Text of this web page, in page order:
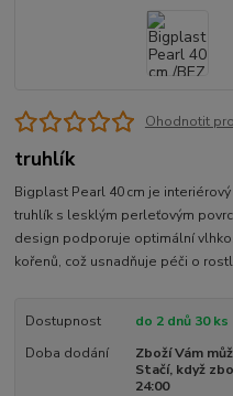
Ohodnotit
truhlík
Bigplast Pearl 40 cm je
truhlík s lesklým perleťovým
design podporuje optimální
kořenů, což usnadňuje péči o
Dostupnost
do 2 dnů 30 ks
Doba dodání
Zboží Vám
Stačí, když
24:00